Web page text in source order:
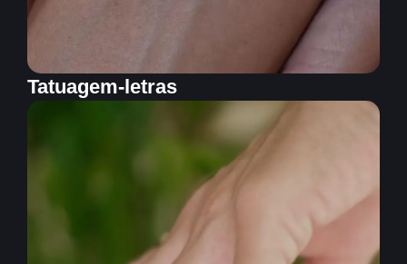
Tatuagem-letras